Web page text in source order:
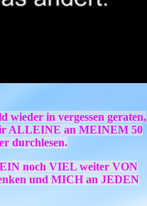
wieder in vergessen geraten,
ALLEINE an MEINEM 50
durchlesen.
noch VIEL weiter VON
und MICH an JEDEN